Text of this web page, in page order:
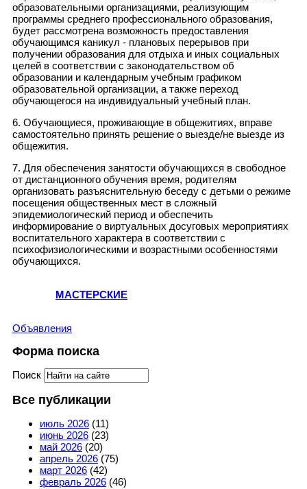
образовательными организациями, реализующим
программы среднего профессионального образования,
будет рассмотрена возможность предоставления
обучающимся каникул - плановых перерывов при
получении образования для отдыха и иных социальных
целей в соответствии с законодательством об
образовании и календарным учебным графиком
образовательной организации, а также переход
обучающегося на индивидуальный учебный план.
6. Обучающиеся, проживающие в общежитиях, вправе
самостоятельно принять решение о выезде/не выезде из
общежития.
7. Для обеспечения занятости обучающихся в свободное
от дистанционного обучения время, родителям
организовать разъяснительную беседу с детьми о режиме
посещения общественных мест в сложный
эпидемиологический период и обеспечить
информирование о виртуальных досуговых мероприятиях
воспитательного характера в соответствии с
психофизиологическими и возрастными особенностями
обучающихся.
МАСТЕРСКИЕ
Объявления
Форма поиска
Поиск
Все публикации
июль 2026 (11)
июнь 2026 (23)
май 2026 (20)
апрель 2026 (75)
март 2026 (42)
февраль 2026 (46)